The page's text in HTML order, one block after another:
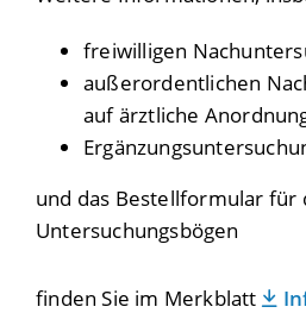
freiwilligen
außerordentlichen
auf ärztliche
und das Bestellformular für
Untersuchungsbögen
finden Sie im Merkblatt